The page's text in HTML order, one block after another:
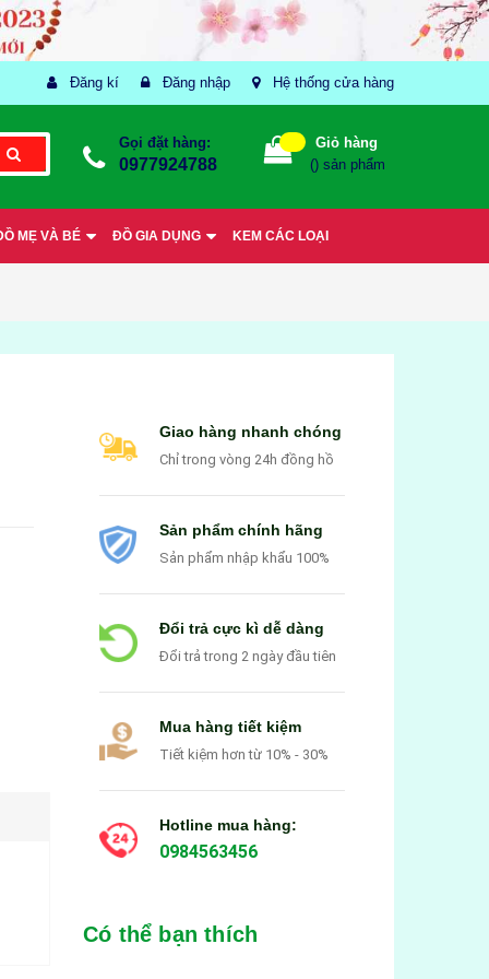
Đăng kí Đăng nhập Hệ thống cửa hàng
Gọi đặt hàng:
0977924788
Giỏ hàng
() sản phẩm
MẸ VÀ BÉ ĐỒ GIA DỤNG KEM CÁC LOẠI
Giao hàng nhanh chóng
Chỉ trong vòng 24h đồng hồ
Sản phẩm chính hãng
Sản phẩm nhập khẩu 100%
Đổi trả cực kì dễ dàng
Đổi trả trong 2 ngày đầu tiên
Mua hàng tiết kiệm
Tiết kiệm hơn từ 10% - 30%
Hotline mua hàng:
0984563456
Có thể bạn thích